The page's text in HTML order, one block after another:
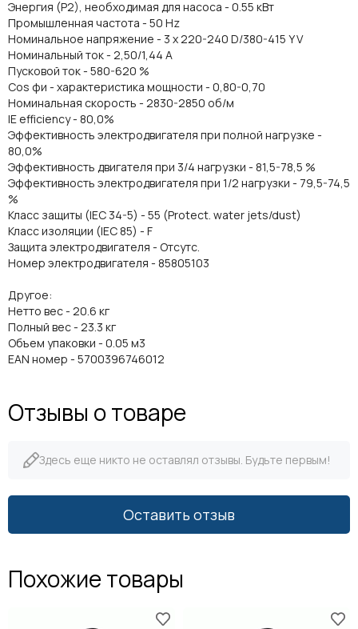
Энергия (Р2), необходимая для насоса - 0.55 кВт
Промышленная частота - 50 Hz
Номинальное напряжение - 3 x 220-240 D/380-415 Y V
Номинальный ток - 2,50/1,44 A
Пусковой ток - 580-620 %
Cos фи - характеристика мощности - 0,80-0,70
Номинальная скорость - 2830-2850 об/м
IE efficiency - 80,0%
Эффективность электродвигателя при полной нагрузке -
80,0%
Эффективность двигателя при 3/4 нагрузки - 81,5-78,5 %
Эффективность электродвигателя при 1/2 нагрузки - 79,5-74,5
%
Класс защиты (IEC 34-5) - 55 (Protect. water jets/dust)
Класс изоляции (IEC 85) - F
Защита электродвигателя - Отсутс.
Номер электродвигателя - 85805103
Другое:
Нетто вес - 20.6 кг
Полный вес - 23.3 кг
Объем упаковки - 0.05 м3
EAN номер - 5700396746012
Отзывы о товаре
Здесь еще никто не оставлял отзывы. Будьте первым!
Оставить отзыв
Похожие товары